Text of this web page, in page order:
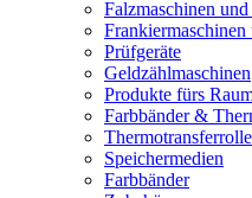
Falzmaschinen
Prüfgeräte
Geldzählmaschinen
Produkte fürs
Farbbänder &
Speichermedien
Farbbänder